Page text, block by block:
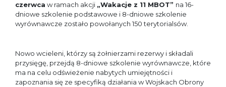
czerwca w ramach akcji „Wakacje z 11 MBOT” na 16-
dniowe szkolenie podstawowe i 8-dniowe szkolenie
wyrównawcze zostało powołanych 150 terytorialsów.
Nowo wcieleni, którzy są żołnierzami rezerwy i składali
przysięgę, przejdą 8-dniowe szkolenie wyrównawcze, które
ma na celu odświeżenie nabytych umiejętności i
zapoznania się ze specyfiką działania w Wojskach Obrony